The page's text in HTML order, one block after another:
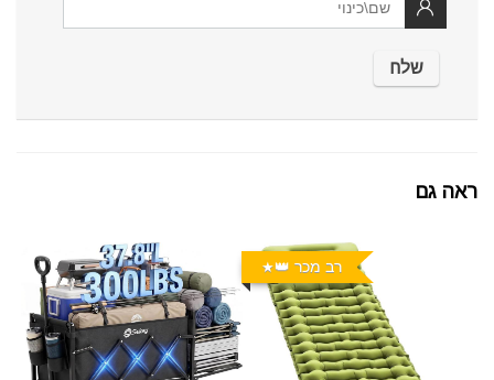
ראה גם
רב מכר 👑